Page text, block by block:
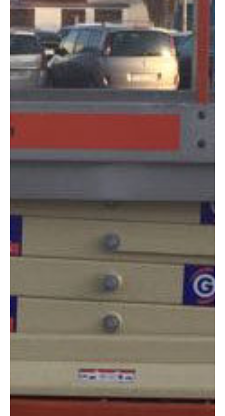
una altura desde los 5m a los 26,5m. Se caracterizan por llevas ruedas
anti-huellas y plataforma extensible, lo que permite ampliar la zona de
DIMENSIONES
Altura:
10 metros
Altura plataforma:
9.92 m
Alcance lateral:
Altura almacenaje:
2.36 m
Longitud:
Capacidad:
¿Tienes dudas a la hora de elegir la máquina que
Compara esta y otras máquinas desde el siguiente botón o ponte